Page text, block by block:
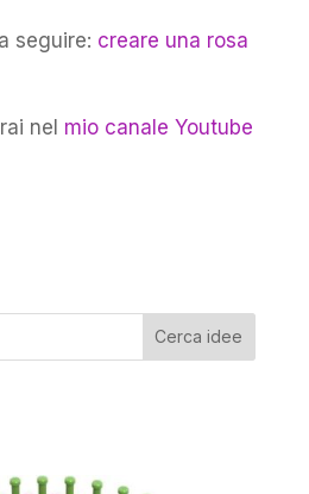
seguire: creare una rosa
nel mio canale Youtube
Cerca idee